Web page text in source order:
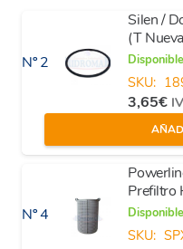
Nº 2
Silen /
(T
Disponible
SKU:
3,65€
Nº 4
Prefiltro
Disponible
SKU: